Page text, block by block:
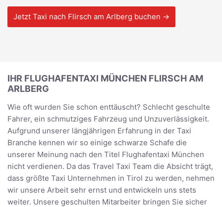
Jetzt Taxi nach Flirsch am Arlberg buchen →
IHR FLUGHAFENTAXI MÜNCHEN FLIRSCH AM
ARLBERG
Wie oft wurden Sie schon enttäuscht? Schlecht geschulte
Fahrer, ein schmutziges Fahrzeug und Unzuverlässigkeit.
Aufgrund unserer längjährigen Erfahrung in der Taxi
Branche kennen wir so einige schwarze Schafe die
unserer Meinung nach den Titel Flughafentaxi München
nicht verdienen. Da das Travel Taxi Team die Absicht trägt,
dass größte Taxi Unternehmen in Tirol zu werden, nehmen
wir unsere Arbeit sehr ernst und entwickeln uns stets
weiter. Unsere geschulten Mitarbeiter bringen Sie sicher